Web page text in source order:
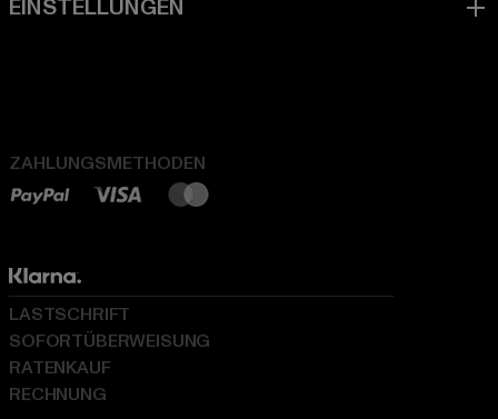
ZAHLUNGSMETHODEN
LASTSCHRIFT
SOFORTÜBERWEISUNG
RATENKAUF
RECHNUNG